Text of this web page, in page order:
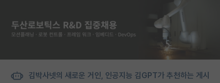
김박사넷의 새로운 거인, 인공지능 김GPT가 추천하는 게시